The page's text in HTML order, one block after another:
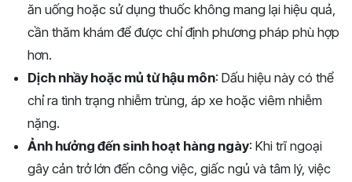
ăn uống hoặc sử dụng thuốc không mang lại hiệu quả,
cần thăm khám để được chỉ định phương pháp phù hợp
hơn.
Dịch nhầy hoặc mủ từ hậu môn: Dấu hiệu này có thể
chỉ ra tình trạng nhiễm trùng, áp xe hoặc viêm nhiễm
nặng.
Ảnh hưởng đến sinh hoạt hàng ngày: Khi trĩ ngoại
gây cản trở lớn đến công việc, giấc ngủ và tâm lý, việc